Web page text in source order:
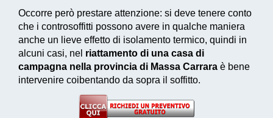
Occorre però prestare attenzione: si deve tenere conto
che i controsoffitti possono avere in qualche maniera
anche un lieve effetto di isolamento termico, quindi in
alcuni casi, nel riattamento di una casa di
campagna nella provincia di Massa Carrara è bene
intervenire coibentando da sopra il soffitto.